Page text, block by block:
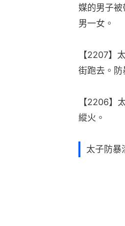
媒的男子
男一女。
【2207】
街跑去。防
【2206】
縱火。
太子防暴